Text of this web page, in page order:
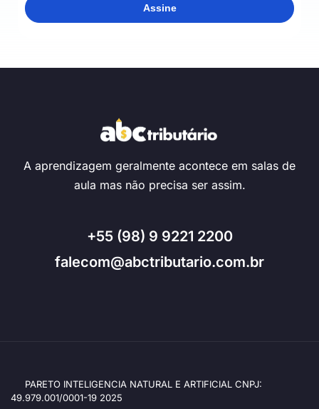
A aprendizagem geralmente acontece em salas de
aula mas não precisa ser assim.
+55 (98) 9 9221 2200
falecom@abctributario.com.br
PARETO INTELIGENCIA NATURAL E ARTIFICIAL CNPJ:
49.979.001/0001-19 2025